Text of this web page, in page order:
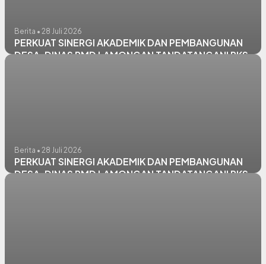
Berita • 28 Juli 2026
PERKUAT SINERGI AKADEMIK DAN PEMBANGUNAN
DESA, DINAS PMD LAMONGAN TANDATANGANI PKS
Berita • 28 Juli 2026
PERKUAT SINERGI AKADEMIK DAN PEMBANGUNAN
DESA, DINAS PMD LAMONGAN TANDATANGANI PKS